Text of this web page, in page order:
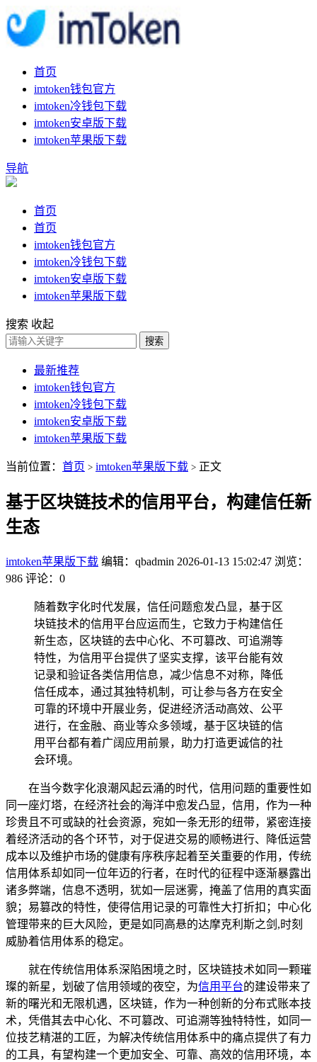
首页
imtoken钱包官方
imtoken冷钱包下载
imtoken安卓版下载
imtoken苹果版下载
导航
首页
首页
imtoken钱包官方
imtoken冷钱包下载
imtoken安卓版下载
imtoken苹果版下载
搜索 收起
搜索
最新推荐
imtoken钱包官方
imtoken冷钱包下载
imtoken安卓版下载
imtoken苹果版下载
当前位置： 首页 > imtoken苹果版下载 > 正文
基于区块链技术的信用平台，构建信任新
生态
imtoken苹果版下载 编辑：qbadmin 2026-01-13 15:02:47 浏览：
986 评论：0
随着数字化时代发展，信任问题愈发凸显，基于区
块链技术的信用平台应运而生，它致力于构建信任
新生态，区块链的去中心化、不可篡改、可追溯等
特性，为信用平台提供了坚实支撑，该平台能有效
记录和验证各类信用信息，减少信息不对称，降低
信任成本，通过其独特机制，可让参与各方在安全
可靠的环境中开展业务，促进经济活动高效、公平
进行，在金融、商业等众多领域，基于区块链的信
用平台都有着广阔应用前景，助力打造更诚信的社
会环境。
在当今数字化浪潮风起云涌的时代，信用问题的重要性如
同一座灯塔，在经济社会的海洋中愈发凸显，信用，作为一种
珍贵且不可或缺的社会资源，宛如一条无形的纽带，紧密连接
着经济活动的各个环节，对于促进交易的顺畅进行、降低运营
成本以及维护市场的健康有序秩序起着至关重要的作用，传统
信用体系却如同一位年迈的行者，在时代的征程中逐渐暴露出
诸多弊端，信息不透明，犹如一层迷雾，掩盖了信用的真实面
貌；易篡改的特性，使得信用记录的可靠性大打折扣；中心化
管理带来的巨大风险，更是如同高悬的达摩克利斯之剑,时刻
威胁着信用体系的稳定。
就在传统信用体系深陷困境之时，区块链技术如同一颗璀
璨的新星，划破了信用领域的夜空，为信用平台的建设带来了
新的曙光和无限机遇，区块链，作为一种创新的分布式账本技
术，凭借其去中心化、不可篡改、可追溯等独特特性，如同一
位技艺精湛的工匠，为解决传统信用体系中的痛点提供了有力
的工具，有望构建一个更加安全、可靠、高效的信用环境，本